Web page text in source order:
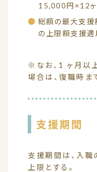
15,000円×12ヶ
総額の最大支
の上限額支援適
※なお、1 ヶ月以
場合は、復職時ま
支援期間
支援期間は、入
上限とする。